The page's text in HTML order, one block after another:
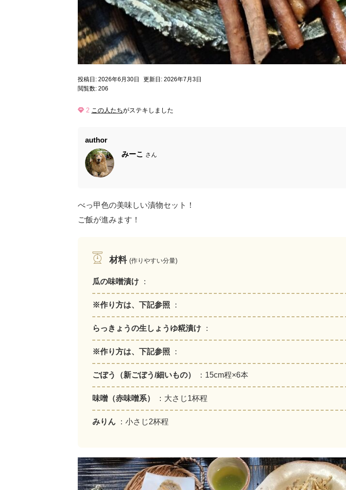
投稿日: 2026年6月30日
更新日: 2026年7月3日
閲覧数: 206
2 この人たちがステキしました
author
みーこ さん
べっ甲色の美味しい漬物セット！
ご飯が進みます！
材料 (作りやすい分量)
瓜の味噌漬け ：
※作り方は、下記参照 ：
らっきょうの生しょうゆ糀漬け ：
※作り方は、下記参照 ：
ごぼう（新ごぼう/細いもの） ：15cm程×6本
味噌（赤味噌系） ：大さじ1杯程
みりん ：小さじ2杯程